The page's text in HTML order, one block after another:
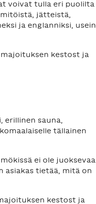
voivat tulla eri puolilta
jätteistä,
ja englanniksi, usein
kestost ja
erillinen sauna,
tällainen
ei ole juoksevaa
asiakas tietää, mitä on
kestost ja